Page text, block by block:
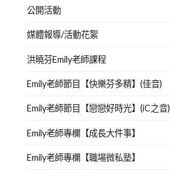
公開活動
媒體報導/活動花絮
洪曉芬Emily老師課程
Emily老師節目【快樂芬多精】(佳音)
Emily老師節目【戀戀好時光】(iC之音)
Emily老師專欄【成長大件事】
Emily老師專欄【職場微私塾】